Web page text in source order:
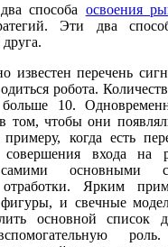
способа освоения
Эти два
известен перечень
робота.
10.
том, чтобы они
когда есть
входа на
самими основными
отработки. Ярким
фигуры, и свечные
основной список